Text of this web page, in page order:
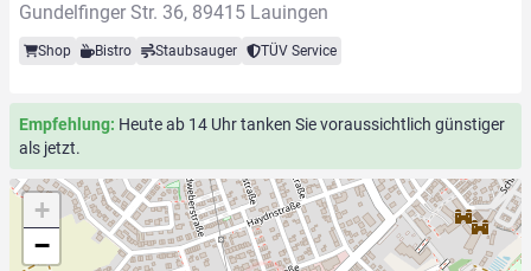
Gundelfinger Str. 36, 89415 Lauingen
Shop Bistro Staubsauger TÜV Service
Empfehlung: Heute ab 14 Uhr tanken Sie voraussichtlich günstiger
als jetzt.
+
−